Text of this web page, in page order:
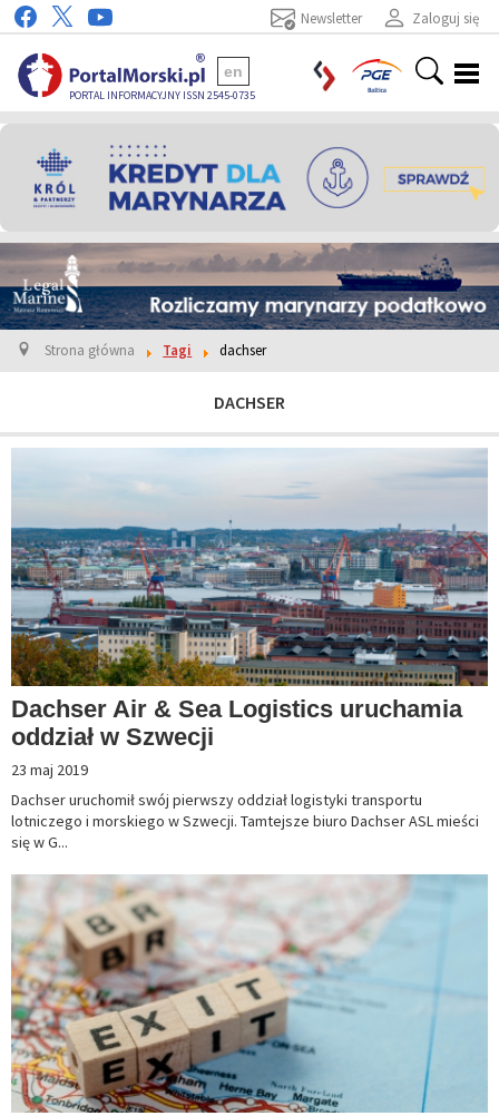
Zaloguj się
Newsletter
PORTAL INFORMACYJNY ISSN 2545-0735
en
Strona główna Tagi dachser
DACHSER
Dachser Air & Sea Logistics uruchamia
oddział w Szwecji
23 maj 2019
Dachser uruchomił swój pierwszy oddział logistyki transportu
lotniczego i morskiego w Szwecji. Tamtejsze biuro Dachser ASL mieści
się w G...